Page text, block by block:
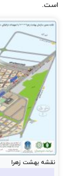
است.
نقشه بهشت زهرا